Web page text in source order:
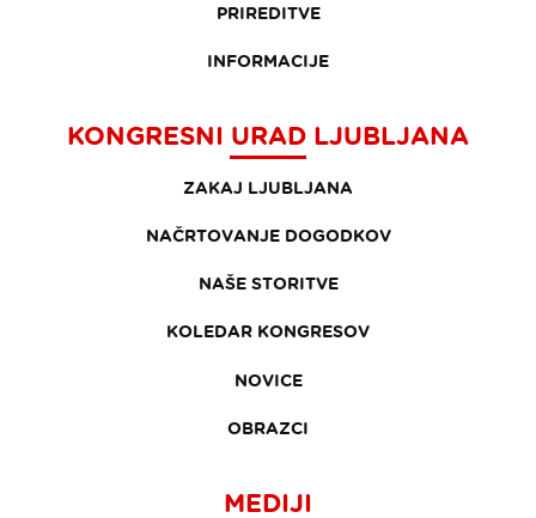
PRIREDITVE
INFORMACIJE
KONGRESNI URAD LJUBLJANA
ZAKAJ LJUBLJANA
NAČRTOVANJE DOGODKOV
NAŠE STORITVE
KOLEDAR KONGRESOV
NOVICE
OBRAZCI
MEDIJI